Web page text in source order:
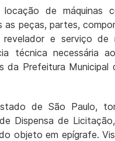
de máquinas
peças, partes,
e serviço de
técnica necessária
da Prefeitura
de São Paulo,
Dispensa de
objeto em epígrafe.